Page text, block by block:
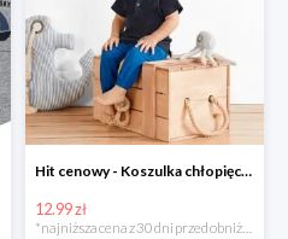
Hit cenowy - Koszulka chłopięca polo
12.99 zł
*najniższa cena z 30 dni przed obniżką